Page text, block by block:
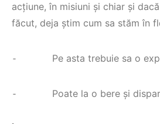
acțiune, în misiuni și chiar și
făcut, deja știm cum sa stăm în
⁃ Pe asta trebuie sa o
⁃ Poate la o bere și dispar